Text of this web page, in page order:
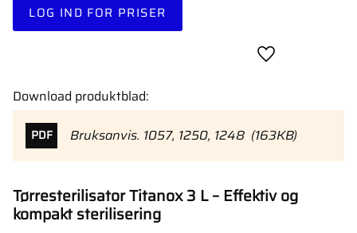
LOG IND FOR PRISER
Gem som
Download produktblad:
PDF Bruksanvis. 1057, 1250, 1248 163KB
Tørresterilisator Titanox 3 L – Effektiv og
kompakt sterilisering